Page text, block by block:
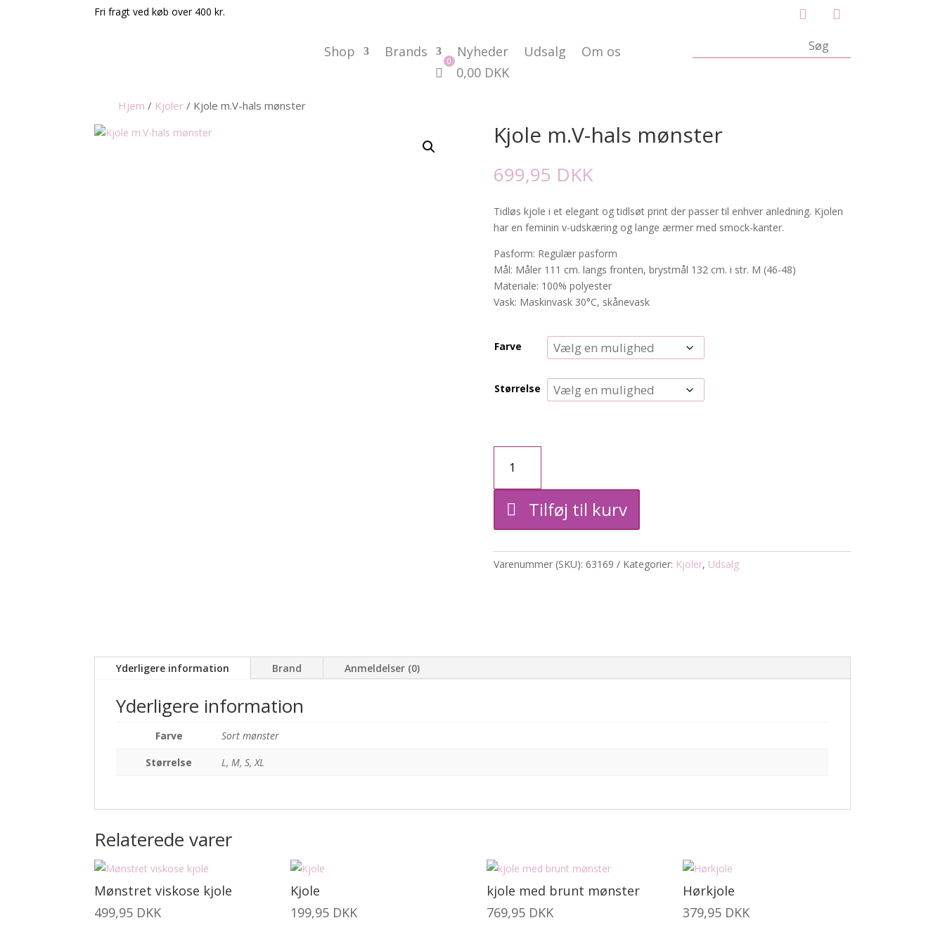
Fri fragt ved køb over 400 kr.
Shop Brands Nyheder Udsalg
Om os
0,00 DKK
Hjem / Kjoler / Kjole m.V-hals mønster
Kjole m.V-hals mønster
699,95 DKK
Tidløs kjole i et elegant og tidlsøt print der passer til enhver anledning. Kjolen
har en feminin v-udskæring og lange ærmer med smock-kanter.
Pasform: Regulær pasform
Mål: Måler 111 cm. langs fronten, brystmål 132 cm. i str. M (46-48)
Materiale: 100% polyester
Vask: Maskinvask 30°C, skånevask
Farve
Størrelse
m.V-
hals
mønster
Tilføj til kurv
Varenummer (SKU): 63169 Kategorier: Kjoler, Udsalg
Yderligere information Brand Anmeldelser (0)
Yderligere information
Farve
Sort mønster
Størrelse
L, M, S, XL
Relaterede varer
Mønstret viskose kjole
499,95 DKK
Kjole
199,95 DKK
kjole med brunt mønster
769,95 DKK
Hørkjole
379,95 DKK